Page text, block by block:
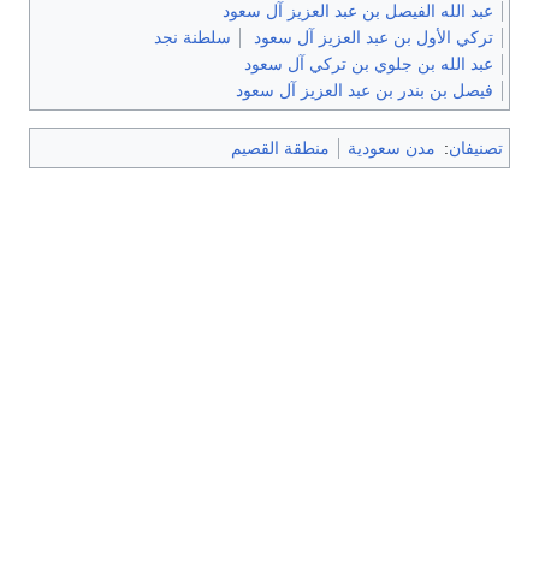
عبد الله الفيصل بن عبد العزيز آل سعود
تركي الأول بن عبد العزيز آل سعود
سلطنة نجد
عبد الله بن جلوي بن تركي آل سعود
فيصل بن بندر بن عبد العزيز آل سعود
تصنيفان: مدن سعودية منطقة القصيم